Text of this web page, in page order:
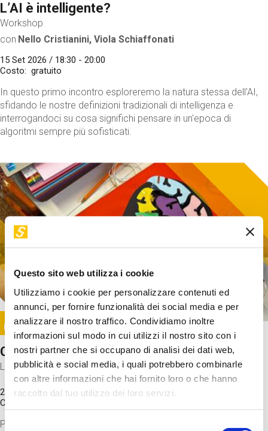
Questo sito web utilizza i cookie
Utilizziamo i cookie per personalizzare contenuti ed
annunci, per fornire funzionalità dei social media e per
analizzare il nostro traffico. Condividiamo inoltre
informazioni sul modo in cui utilizzi il nostro sito con i
nostri partner che si occupano di analisi dei dati web,
pubblicità e social media, i quali potrebbero combinarle
con altre informazioni che hai fornito loro o che hanno
raccolto dal tuo utilizzo dei loro servizi.
Selezione
L’AI è intelligente?
Workshop
con Nello Cristianini, Viola Schiaffonati
15 Set 2026 / 18:30 - 20:00
Costo
gratuito
In questo primo incontro esploreremo la natura stessa dell'AI,
sfidando le nostre definizioni tradizionali di intelligenza e
interrogandoci su cosa significhi pensare in un'epoca di
algoritmi sempre più sofisticati.
Image
SUNDAY@STEP
Come funziona il cervello?
Laboratorio
20 Set 2026 / 11:15 - 13:00
Costo
Proveremo a costruire un cervello in cartoncino cercando di